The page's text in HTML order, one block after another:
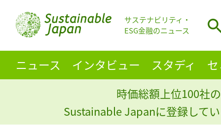
サステナビリティ・
ESG金融のニュース
ニュース インタビュー スタディ
時価総額上位100社
Sustainable Japanに登録して